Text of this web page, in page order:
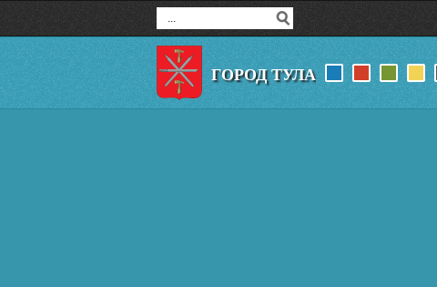
ГОРОД ТУЛА